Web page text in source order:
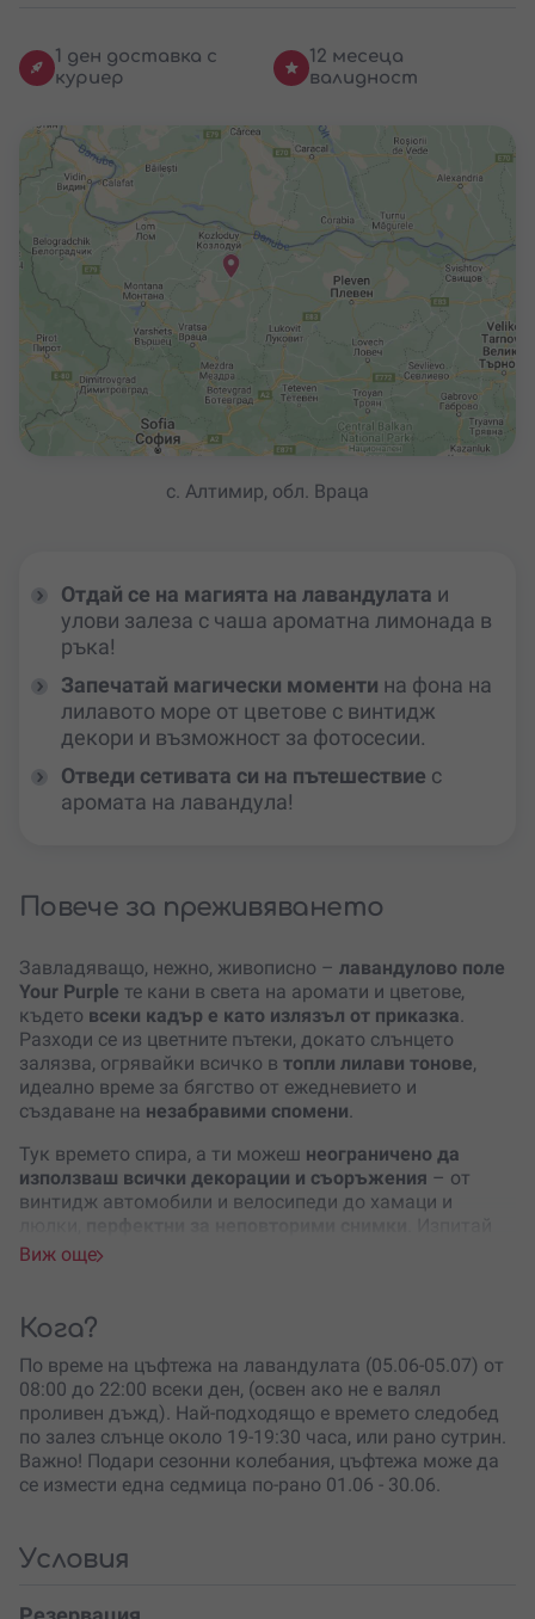
1 ден доставка с
куриер
12 месеца
валидност
с. Алтимир, обл. Враца
Отдай се на магията на лавандулата и
улови залеза с чаша ароматна лимонада в
ръка!
Запечатай магически моменти на фона на
лилавото море от цветове с винтидж
декори и възможност за фотосесии.
Отведи сетивата си на пътешествие с
аромата на лавандула!
Повече за преживяването
Завладяващо, нежно, живописно – лавандулово поле
Your Purple те кани в света на аромати и цветове,
където всеки кадър е като излязъл от приказка.
Разходи се из цветните пътеки, докато слънцето
залязва, огрявайки всичко в топли лилави тонове,
идеално време за бягство от ежедневието и
създаване на незабравими спомени.
Тук времето спира, а ти можеш неограничено да
използваш всички декорации и съоръжения – от
винтидж автомобили и велосипеди до хамаци и
радостта от самостоятелното бране на лавандула със
почерпен със
приготвена на място.
Полето разполага с еко тоалетни, съблекални,
винтидж каравана за кафе и сладки изкушения, и
зони за отдих, където можеш да се насладиш на
тишината или лека музика. Също така, можешда
закупиш натурални продукти от лавандула , направени
Не пропускай шанса да изживееш
Лавандулово поле Your Purple – идеално за всеки,
Виж още
Кога?
По време на цъфтежа на лавандулата (05.06-05.07) от
08:00 до 22:00 всеки ден, (освен ако не е валял
проливен дъжд). Най-подходящо е времето следобед
по залез слънце около 19-19:30 часа, или рано сутрин.
Важно! Подари сезонни колебания, цъфтежа може да
се измести една седмица по-рано 01.06 - 30.06.
Условия